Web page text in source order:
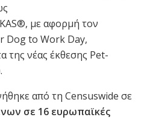
με αφορμή τον
Dog to Work Day,
της νέας έκθεσης Pet-
από τη Censuswide σε
σε 16 ευρωπαϊκές